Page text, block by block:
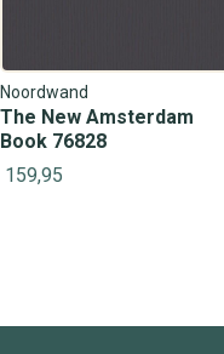
Noordwand
The New Amsterdam
Book 76828
159,95